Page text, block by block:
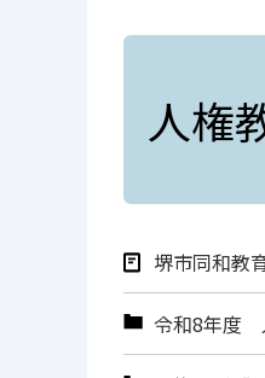
人権
堺市同和教
令和8年度